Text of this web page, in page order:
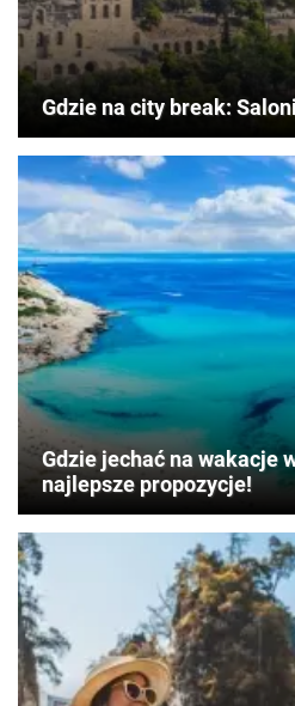
Gdzie na city break:
Gdzie jechać na wakacje
najlepsze propozycje!